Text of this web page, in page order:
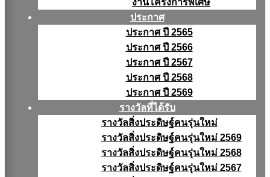
งานโครงการพิเศษ
ประกาศ
ประกาศ ปี 2565
ประกาศ ปี 2566
ประกาศ ปี 2567
ประกาศ ปี 2568
ประกาศ ปี 2569
รางวัลที่ได้รับ
รางวัลสิ่งประดิษฐ์คนรุ่นใหม่
รางวัลสิ่งประดิษฐ์คนรุ่นใหม่ 2569
รางวัลสิ่งประดิษฐ์คนรุ่นใหม่ 2568
รางวัลสิ่งประดิษฐ์คนรุ่นใหม่ 2567